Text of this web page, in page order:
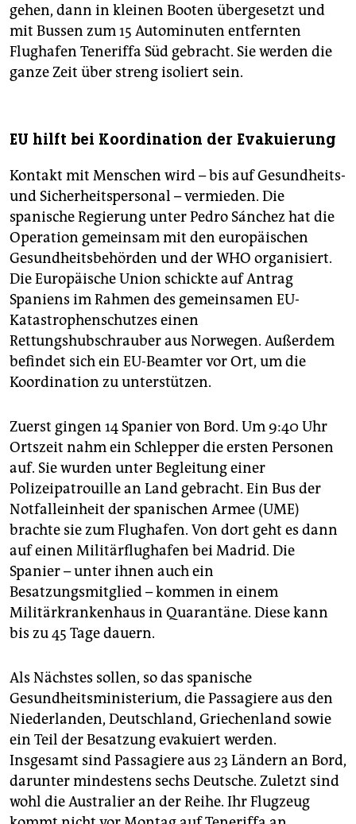
gehen, dann in kleinen Booten übergesetzt und
mit Bussen zum 15 Autominuten entfernten
Flughafen Teneriffa Süd gebracht. Sie werden die
ganze Zeit über streng isoliert sein.
EU hilft bei Koordination der Evakuierung
Kontakt mit Menschen wird – bis auf Gesundheits-
und Sicherheitspersonal – vermieden. Die
spanische Regierung unter Pedro Sánchez hat die
Operation gemeinsam mit den europäischen
Gesundheitsbehörden und der WHO organisiert.
Die Europäische Union schickte auf Antrag
Spaniens im Rahmen des gemeinsamen EU-
Katastrophenschutzes einen
Rettungshubschrauber aus Norwegen. Außerdem
befindet sich ein EU-Beamter vor Ort, um die
Koordination zu unterstützen.
Zuerst gingen 14 Spanier von Bord. Um 9:40 Uhr
Ortszeit nahm ein Schlepper die ersten Personen
auf. Sie wurden unter Begleitung einer
Polizeipatrouille an Land gebracht. Ein Bus der
Notfalleinheit der spanischen Armee (UME)
brachte sie zum Flughafen. Von dort geht es dann
auf einen Militärflughafen bei Madrid. Die
Spanier – unter ihnen auch ein
Besatzungsmitglied – kommen in einem
Militärkrankenhaus in Quarantäne. Diese kann
bis zu 45 Tage dauern.
Als Nächstes sollen, so das spanische
Gesundheitsministerium, die Passagiere aus den
Niederlanden, Deutschland, Griechenland sowie
ein Teil der Besatzung evakuiert werden.
Insgesamt sind Passagiere aus 23 Ländern an Bord,
darunter mindestens sechs Deutsche. Zuletzt sind
wohl die Australier an der Reihe. Ihr Flugzeug